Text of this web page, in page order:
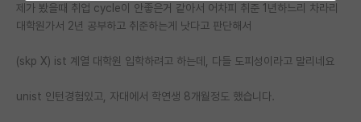
연구실(PI) 홍보 게시판
제가 봤을때 취업 cycle이 안좋은거 같아서 어차피 취준 1년하느리 차라리
대학원가서 2년 공부하고 취준하는게 낫다고 판단해서
(skp X) ist 계열 대학원 입학하려고 하는데, 다들 도피성이라고 말리네요
unist 인턴경험있고, 자대에서 학연생 8개월정도 했습니다.